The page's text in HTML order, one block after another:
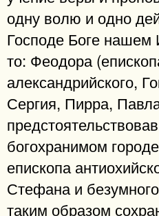
одну волю и одно
Господе Боге нашем
то: Феодора
александрийского,
Сергия, Пирра,
богохранимом
епископа
Стефана и
таким образом